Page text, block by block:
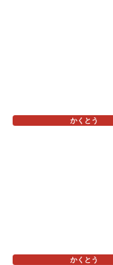
かくとう
かくとう